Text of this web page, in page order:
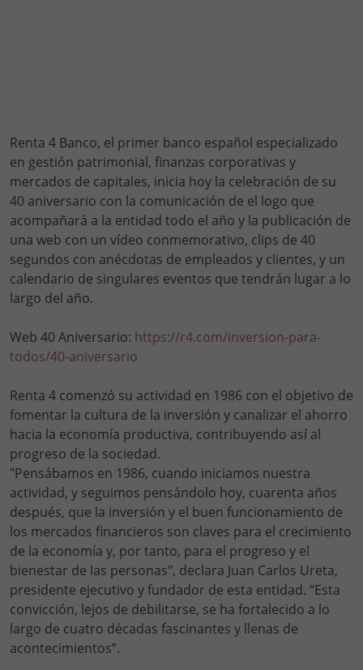
Renta 4 Banco, el primer banco español especializado
en gestión patrimonial, finanzas corporativas y
mercados de capitales, inicia hoy la celebración de su
40 aniversario con la comunicación de el logo que
acompañará a la entidad todo el año y la publicación de
una web con un vídeo conmemorativo, clips de 40
segundos con anécdotas de empleados y clientes, y un
calendario de singulares eventos que tendrán lugar a lo
largo del año.
Web 40 Aniversario: https://r4.com/inversion-para-
todos/40-aniversario
Renta 4 comenzó su actividad en 1986 con el objetivo de
fomentar la cultura de la inversión y canalizar el ahorro
hacia la economía productiva, contribuyendo así al
progreso de la sociedad.
"Pensábamos en 1986, cuando iniciamos nuestra
actividad, y seguimos pensándolo hoy, cuarenta años
después, que la inversión y el buen funcionamiento de
los mercados financieros son claves para el crecimiento
de la economía y, por tanto, para el progreso y el
bienestar de las personas", declara Juan Carlos Ureta,
presidente ejecutivo y fundador de esta entidad. “Esta
convicción, lejos de debilitarse, se ha fortalecido a lo
largo de cuatro décadas fascinantes y llenas de
acontecimientos”.